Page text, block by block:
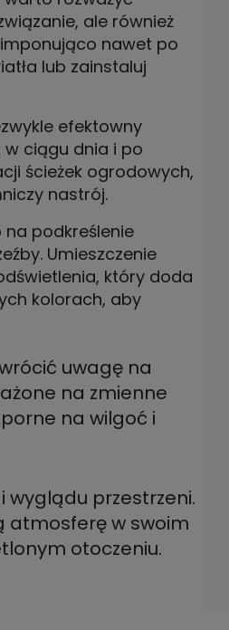
ale również
nawet po
lub zainstaluj
efektowny
w ciągu dnia i po
ścieżek ogrodowych,
nastrój.
podkreślenie
Umieszczenie
który doda
kolorach, aby
uwagę na
na zmienne
na wilgoć i
przestrzeni.
atmosferę w swoim
otoczeniu.